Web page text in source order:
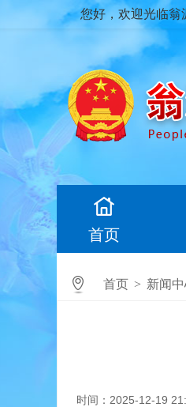
您好，欢迎光临翁
首页
首页 > 新闻
时间：2025-12-19